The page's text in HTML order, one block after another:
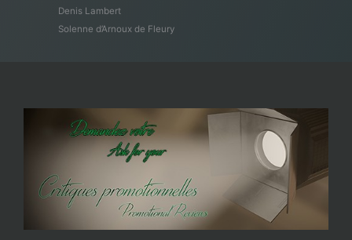
Denis Lambert
Solenne d’Arnoux de Fleury